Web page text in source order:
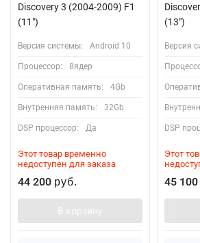
Discovery 3 (2004-2009) F1
(11")
Версия системы: Android 10
Процессор: 8ядер
Оперативная память: 4Gb
Внутренняя память: 32Gb
DSP процессор: Да
Этот товар временно
недоступен для заказа
44 200 руб.
В корзину
(13")
Версия
DSP
Этот
45 100